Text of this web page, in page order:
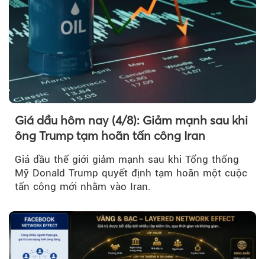
Giá dầu hôm nay (4/8): Giảm mạnh sau khi
ông Trump tạm hoãn tấn công Iran
Giá dầu thế giới giảm mạnh sau khi Tổng thống
Mỹ Donald Trump quyết định tạm hoãn một cuộc
tấn công mới nhằm vào Iran.